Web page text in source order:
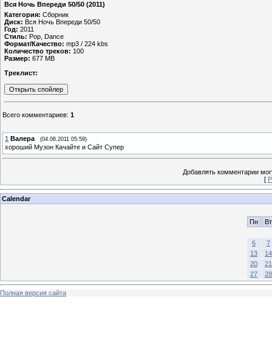
Вся Ночь Впереди 50/50 (2011)
Категория: Сборник
Диск: Вся Ночь Впереди 50/50
Год: 2011
Стиль: Pop, Dance
Формат/Качество: mp3 / 224 kbs
Количество треков: 100
Размер: 677 MB
Треклист:
Всего комментариев: 1
1 Валера (04.06.2011 05:59)
хороший Музон Качайте и Сайт Супер
Добавлять комментарии
[
Calendar
Пн Вт
6
7
13
14
20
21
27
28
Полная версия сайта